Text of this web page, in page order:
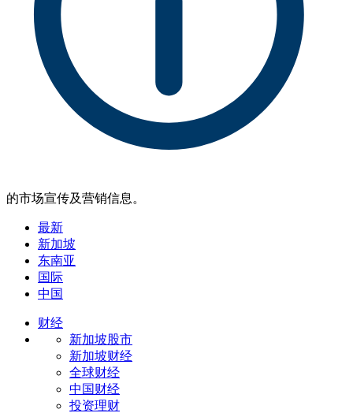
的市场宣传及营销信息。
最新
新加坡
东南亚
国际
中国
财经
新加坡股市
新加坡财经
全球财经
中国财经
投资理财